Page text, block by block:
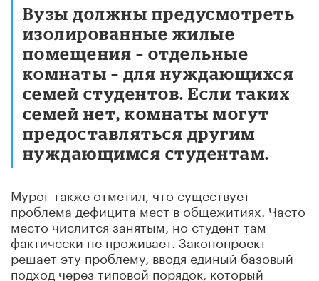
Вузы должны предусмотреть
изолированные жилые
помещения – отдельные
комнаты – для нуждающихся
семей студентов. Если таких
семей нет, комнаты могут
предоставляться другим
нуждающимся студентам.
Мурог также отметил, что существует
проблема дефицита мест в общежитиях. Часто
место числится занятым, но студент там
фактически не проживает. Законопроект
решает эту проблему, вводя единый базовый
подход через типовой порядок, который